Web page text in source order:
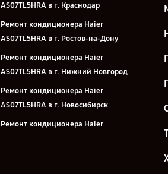
AS07TL5HRA в г. Краснодар
Ремонт кондиционера Haier
AS07TL5HRA в г. Ростов-на-Дону
Ремонт кондиционера Haier
AS07TL5HRA в г. Нижний Новгород
Ремонт кондиционера Haier
AS07TL5HRA в г. Новосибирск
Ремонт кондиционера Haier